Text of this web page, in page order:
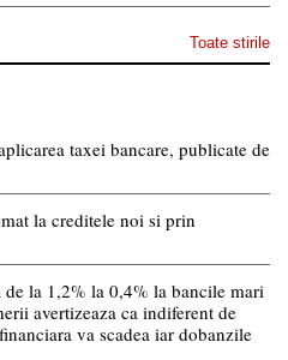
Toate stirile
taxei bancare, publicate de
la creditele noi si prin
de la 1,2% la 0,4% la bancile mari
avertizeaza ca indiferent de
va scadea iar dobanzile